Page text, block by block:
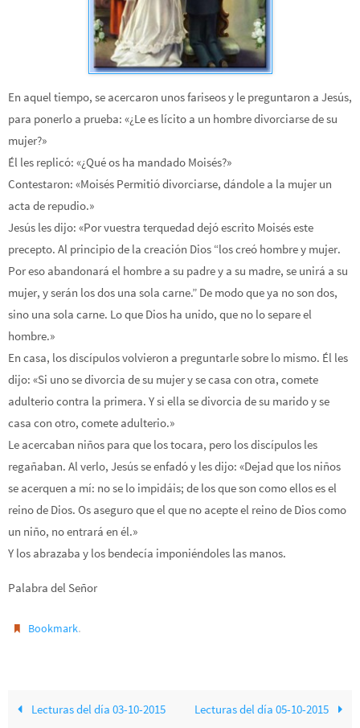
En aquel tiempo, se acercaron unos fariseos y le preguntaron a Jesús,
para ponerlo a prueba: «¿Le es lícito a un hombre divorciarse de su
mujer?»
Él les replicó: «¿Qué os ha mandado Moisés?»
Contestaron: «Moisés Permitió divorciarse, dándole a la mujer un
acta de repudio.»
Jesús les dijo: «Por vuestra terquedad dejó escrito Moisés este
precepto. Al principio de la creación Dios “los creó hombre y mujer.
Por eso abandonará el hombre a su padre y a su madre, se unirá a su
mujer, y serán los dos una sola carne.” De modo que ya no son dos,
sino una sola carne. Lo que Dios ha unido, que no lo separe el
hombre.»
En casa, los discípulos volvieron a preguntarle sobre lo mismo. Él les
dijo: «Si uno se divorcia de su mujer y se casa con otra, comete
adulterio contra la primera. Y si ella se divorcia de su marido y se
casa con otro, comete adulterio.»
Le acercaban niños para que los tocara, pero los discípulos les
regañaban. Al verlo, Jesús se enfadó y les dijo: «Dejad que los niños
se acerquen a mí: no se lo impidáis; de los que son como ellos es el
reino de Dios. Os aseguro que el que no acepte el reino de Dios como
un niño, no entrará en él.»
Y los abrazaba y los bendecía imponiéndoles las manos.
Palabra del Señor
Bookmark.
Lecturas del día 03-10-2015 Lecturas del día 05-10-2015